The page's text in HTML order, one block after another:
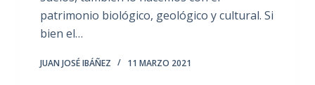
patrimonio biológico, geológico y cultural. Si
bien el…
JUAN JOSÉ IBÁÑEZ 11 MARZO 2021